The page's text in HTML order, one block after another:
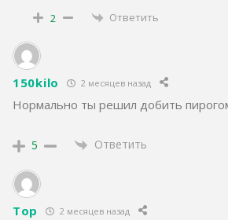
2 Ответить
150kilo 2 месяцев назад
Нормально ты решил добить
5 Ответить
Тор 2 месяцев назад